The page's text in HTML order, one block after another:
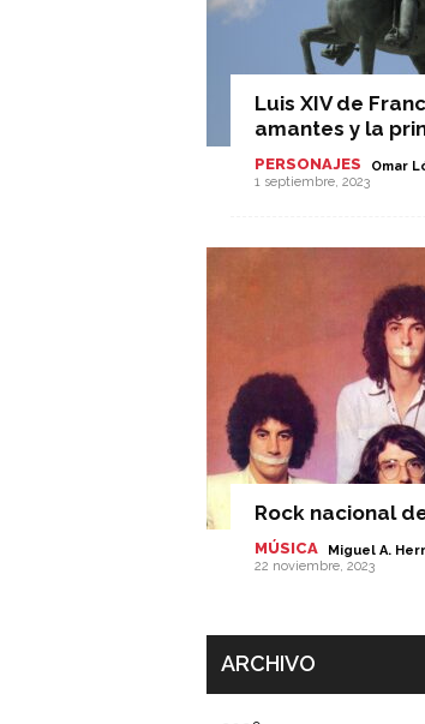
Luis XIV de
amantes y la
PERSONAJES Omar
1 septiembre, 2023
Rock nacional
MÚSICA Miguel A.
22 noviembre, 2023
ARCHIVO